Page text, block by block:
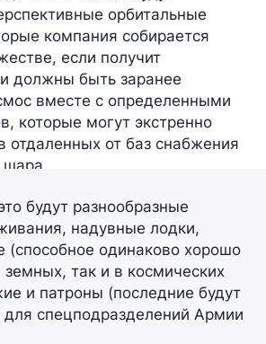
орбитальные
компания собирается
если получит
должны быть заранее
вместе с определенными
которые могут экстренно
отдаленных от баз снабжения
будут разнообразные
надувные лодки,
(способное одинаково хорошо
земных, так и в космических
и патроны (последние будут
спецподразделений Армии